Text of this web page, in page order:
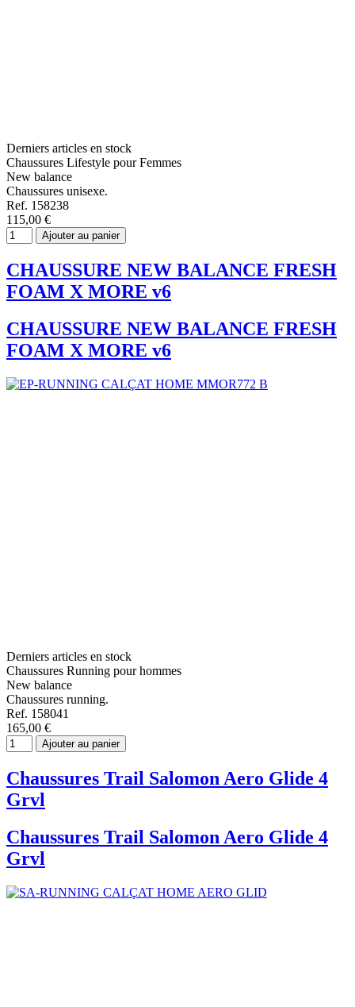
Derniers articles en stock
Chaussures Lifestyle pour Femmes
New balance
Chaussures unisexe.
Ref. 158238
115,00 €
Ajouter au panier
CHAUSSURE NEW BALANCE FRESH
FOAM X MORE v6
CHAUSSURE NEW BALANCE FRESH
FOAM X MORE v6
Derniers articles en stock
Chaussures Running pour hommes
New balance
Chaussures running.
Ref. 158041
165,00 €
Ajouter au panier
Chaussures Trail Salomon Aero Glide 4
Grvl
Chaussures Trail Salomon Aero Glide 4
Grvl